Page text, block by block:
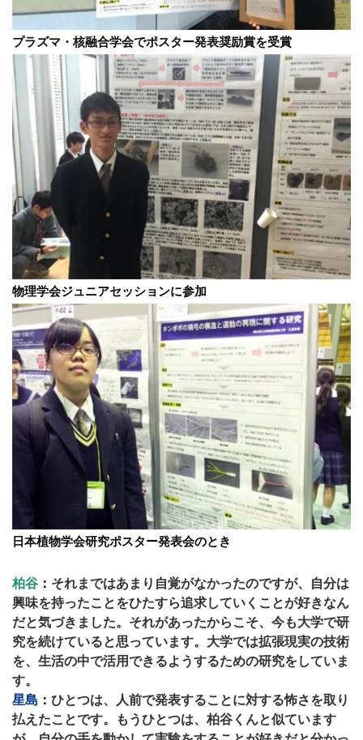
プラズマ・核融合学会でポスター発表奨励賞を受賞
物理学会ジュニアセッションに参加
日本植物学会研究ポスター発表会のとき
柏谷 ： それまではあまり自覚がなかったのですが、自分は
興味を持ったことをひたすら追求していくことが好きなん
だと気づきました。それがあったからこそ、今も大学で研
究を続けていると思っています。大学では拡張現実の技術
を、生活の中で活用できるようするための研究をしていま
す。
星島 ： ひとつは、人前で発表することに対する怖さを取り
払えたことです。もうひとつは、柏谷くんと似ています